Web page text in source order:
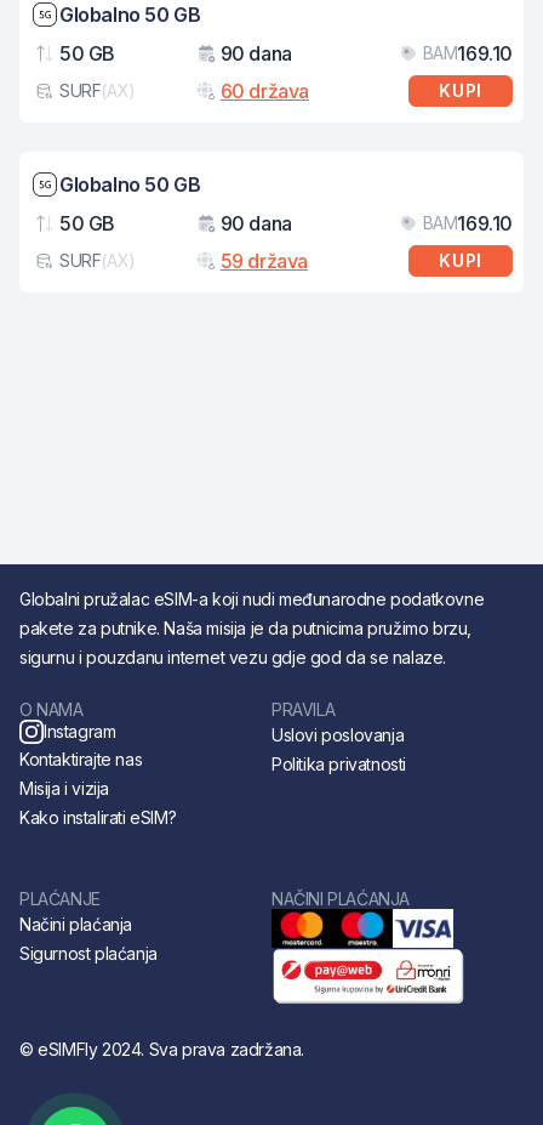
Brzina mreže: 5G
Globalno 50 GB
Podaci
50 GB
Važenje
90 dana BAM169.10
Tip eSIM kartice
SURF(AX) 60 država KUPI
Brzina mreže: 5G
Globalno 50 GB
Podaci
50 GB
Važenje
90 dana BAM169.10
Tip eSIM kartice
SURF(AX) 59 država KUPI
Globalni pružalac eSIM-a koji nudi međunarodne podatkovne
pakete za putnike. Naša misija je da putnicima pružimo brzu,
sigurnu i pouzdanu internet vezu gdje god da se nalaze.
O NAMA
Instagram
Kontaktirajte nas
Misija i vizija
Kako instalirati eSIM?
PLAĆANJE
Načini plaćanja
Sigurnost plaćanja
NAČINI PLAĆANJA
PRAVILA
Uslovi poslovanja
Politika privatnosti
© eSIMFly 2024. Sva prava zadržana.